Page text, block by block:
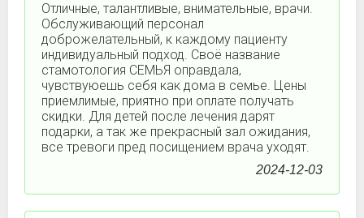
Отличные, талантливые, внимательные, врачи.
Обслуживающий персонал
доброжелательный, к каждому пациенту
индивидуальный подход. Своё название
стамотология СЕМЬЯ оправдала,
чувствуюешь себя как дома в семье. Цены
приемлимые, приятно при оплате получать
скидки. Для детей после лечения дарят
подарки, а так же прекрасный зал ожидания,
все тревоги пред посищением врача уходят.
2024-12-03